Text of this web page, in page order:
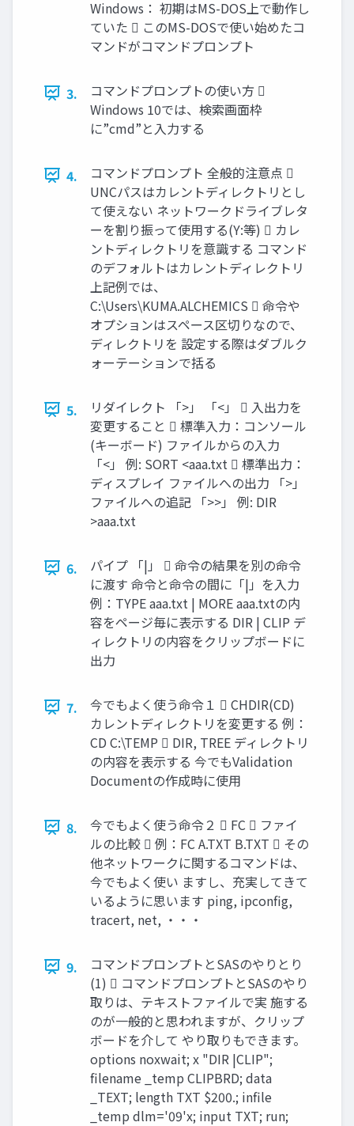
Windows： 初期はMS-DOS上で動作し
ていた  このMS-DOSで使い始めたコ
マンドがコマンドプロンプト
3.
コマンドプロンプトの使い方 
Windows 10では、検索画面枠
に”cmd”と入力する
4.
コマンドプロンプト 全般的注意点 
UNCパスはカレントディレクトリとし
て使えない ネットワークドライブレタ
ーを割り振って使用する(Y:等)  カレ
ントディレクトリを意識する コマンド
のデフォルトはカレントディレクトリ
上記例では、
C:\Users\KUMA.ALCHEMICS  命令や
オプションはスペース区切りなので、
ディレクトリを 設定する際はダブルク
ォーテーションで括る
5.
リダイレクト 「>」 「<」  入出力を
変更すること  標準入力：コンソール
(キーボード) ファイルからの入力
「<」 例: SORT <aaa.txt  標準出力：
ディスプレイ ファイルへの出力 「>」
ファイルへの追記 「>>」 例: DIR
>aaa.txt
6.
パイプ 「|」  命令の結果を別の命令
に渡す 命令と命令の間に「|」を入力
例：TYPE aaa.txt | MORE aaa.txtの内
容をページ毎に表示する DIR | CLIP デ
ィレクトリの内容をクリップボードに
出力
7.
今でもよく使う命令１  CHDIR(CD)
カレントディレクトリを変更する 例：
CD C:\TEMP  DIR, TREE ディレクトリ
の内容を表示する 今でもValidation
Documentの作成時に使用
8.
今でもよく使う命令２  FC  ファイ
ルの比較  例：FC A.TXT B.TXT  その
他ネットワークに関するコマンドは、
今でもよく使い ますし、充実してきて
いるように思います ping, ipconfig,
tracert, net, ・・・
9.
コマンドプロンプトとSASのやりとり
(1)  コマンドプロンプトとSASのやり
取りは、テキストファイルで実 施する
のが一般的と思われますが、クリップ
ボードを介して やり取りもできます。
options noxwait; x "DIR |CLIP";
filename _temp CLIPBRD; data
_TEXT; length TXT $200.; infile
_temp dlm='09'x; input TXT; run;